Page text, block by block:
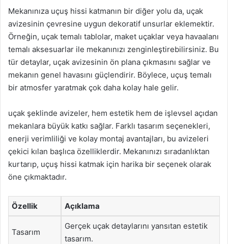
Mekanınıza uçuş hissi katmanın bir diğer yolu da, uçak
avizesinin çevresine uygun dekoratif unsurlar eklemektir.
Örneğin, uçak temalı tablolar, maket uçaklar veya havaalanı
temalı aksesuarlar ile mekanınızı zenginleştirebilirsiniz. Bu
tür detaylar, uçak avizesinin ön plana çıkmasını sağlar ve
mekanın genel havasını güçlendirir. Böylece, uçuş temalı
bir atmosfer yaratmak çok daha kolay hale gelir.
uçak şeklinde avizeler, hem estetik hem de işlevsel açıdan
mekanlara büyük katkı sağlar. Farklı tasarım seçenekleri,
enerji verimliliği ve kolay montaj avantajları, bu avizeleri
çekici kılan başlıca özelliklerdir. Mekanınızı sıradanlıktan
kurtarıp, uçuş hissi katmak için harika bir seçenek olarak
öne çıkmaktadır.
Özellik Açıklama
Tasarım
Gerçek uçak detaylarını yansıtan estetik
tasarım.